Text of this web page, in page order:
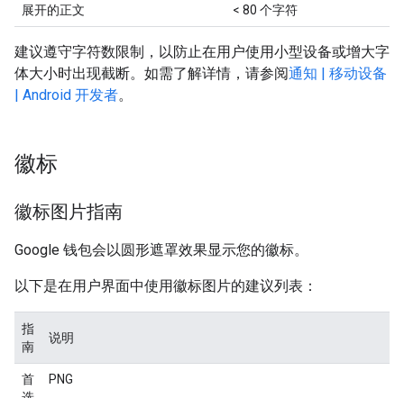
展开的正文 < 80 个字符
建议遵守字符数限制，以防止在用户使用小型设备或增大字
体大小时出现截断。如需了解详情，请参阅通知 | 移动设备
| Android 开发者。
徽标
徽标图片指南
Google 钱包会以圆形遮罩效果显示您的徽标。
以下是在用户界面中使用徽标图片的建议列表：
指
南
说明
首
PNG